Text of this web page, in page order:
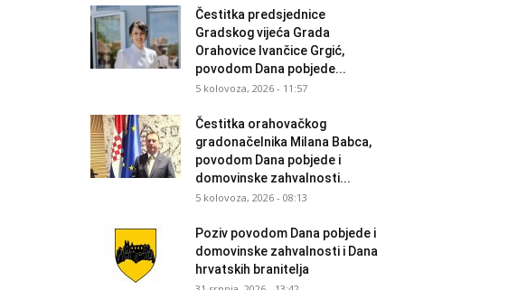
Čestitka predsjednice
Gradskog vijeća Grada
Orahovice Ivančice Grgić,
povodom Dana pobjede...
5 kolovoza, 2026 - 11:57
Čestitka orahovačkog
gradonačelnika Milana Babca,
povodom Dana pobjede i
domovinske zahvalnosti...
5 kolovoza, 2026 - 08:13
Poziv povodom Dana pobjede i
domovinske zahvalnosti i Dana
hrvatskih branitelja